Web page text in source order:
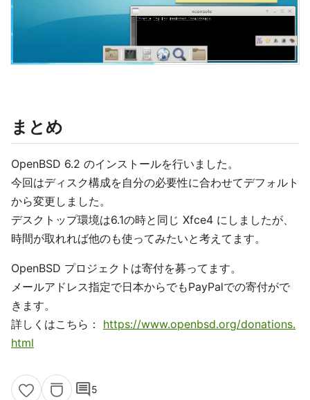
まとめ
OpenBSD 6.2 のインストールを行いました。
今回はディスク構成を自分の必要性に合わせてデフォルト
から変更しました。
デスクトップ環境は6.1の時と同じ Xfce4 にしましたが、
時間が取れれば他のも使ってみたいと考えてます。
OpenBSD プロジェクトは寄付を募ってます。
メールアドレス指定で日本からでもPayPalでの寄付がで
きます。
詳しくはこちら： https://www.openbsd.org/donations.
html
comment5